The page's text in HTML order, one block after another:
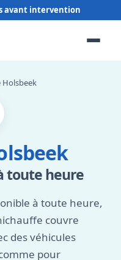
Holsbeek
toute heure
à toute heure,
couvre
des véhicules
pour